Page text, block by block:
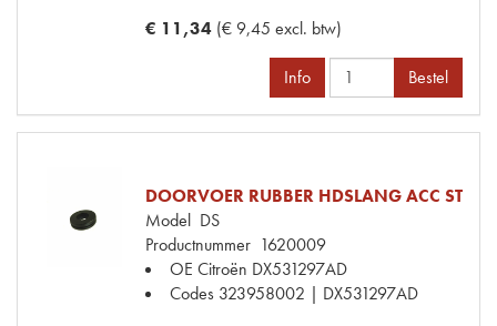
€ 11,34 (€ 9,45 excl. btw)
Info Bestel
DOORVOER RUBBER HDSLANG ACC ST
Model DS
Productnummer 1620009
OE Citroën DX531297AD
Codes 323958002 | DX531297AD